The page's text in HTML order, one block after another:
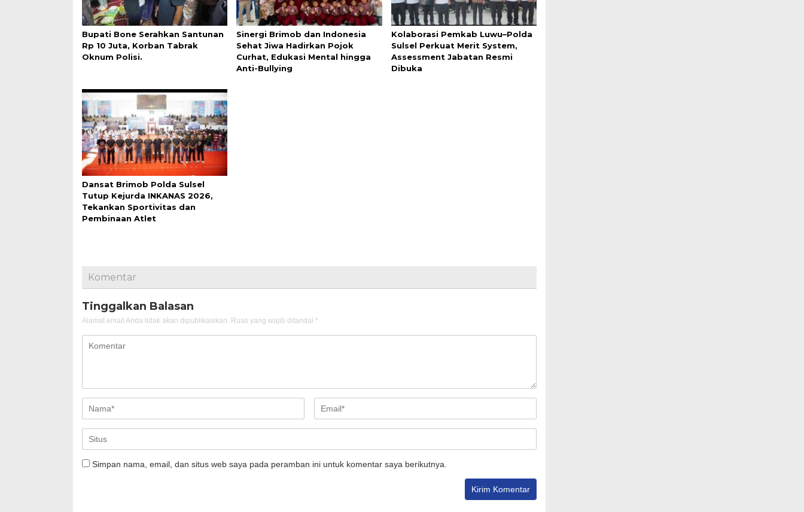
Bupati Bone Serahkan Santunan
Rp 10 Juta, Korban Tabrak
Oknum Polisi.
Sinergi Brimob dan Indonesia
Sehat Jiwa Hadirkan Pojok
Curhat, Edukasi Mental hingga
Anti-Bullying
Kolaborasi Pemkab Luwu–Polda
Sulsel Perkuat Merit System,
Assessment Jabatan Resmi
Dibuka
Dansat Brimob Polda Sulsel
Tutup Kejurda INKANAS 2026,
Tekankan Sportivitas dan
Pembinaan Atlet
Komentar
Tinggalkan Balasan
Alamat email Anda tidak akan dipublikasikan. Ruas yang wajib ditandai *
Simpan nama, email, dan situs web saya pada peramban ini untuk komentar saya berikutnya.